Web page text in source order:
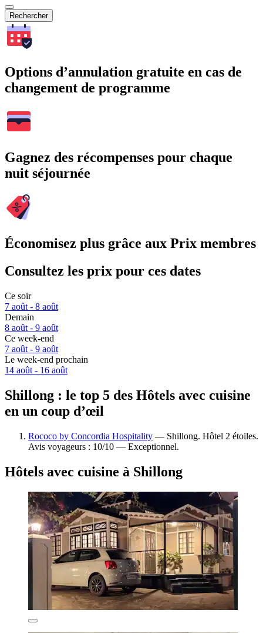
Rechercher
Options d’annulation gratuite en cas de
changement de programme
Gagnez des récompenses pour chaque
nuit séjournée
Économisez plus grâce aux Prix membres
Consultez les prix pour ces dates
Ce soir
7 août - 8 août
Demain
8 août - 9 août
Ce week-end
7 août - 9 août
Le week-end prochain
14 août - 16 août
Shillong : le top 5 des Hôtels avec cuisine
en un coup d’œil
Rococo by Concordia Hospitality — Shillong. Hôtel 2 étoiles.
Avis voyageurs : 10/10 — Exceptionnel.
Hôtels avec cuisine à Shillong